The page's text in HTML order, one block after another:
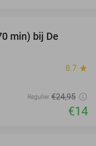
min) bij De
8.7 star
Regulier €24,95
€14